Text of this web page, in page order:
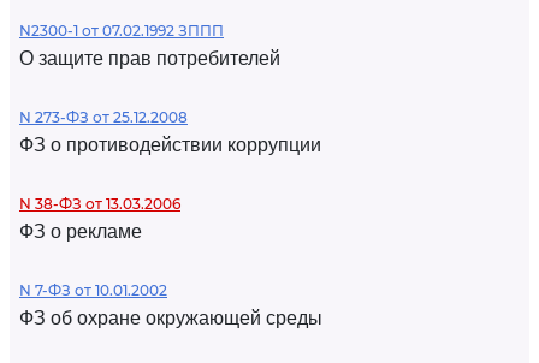
N2300-1 от 07.02.1992 ЗППП
О защите прав потребителей
N 273-ФЗ от 25.12.2008
ФЗ о противодействии коррупции
N 38-ФЗ от 13.03.2006
ФЗ о рекламе
N 7-ФЗ от 10.01.2002
ФЗ об охране окружающей среды